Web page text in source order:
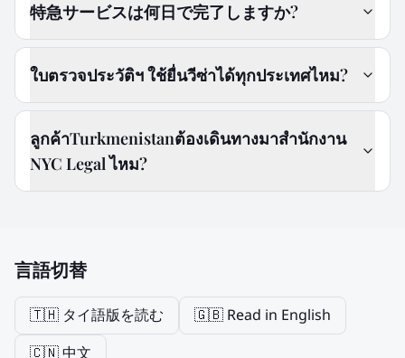
特急サービスは何日で完了しますか?
ใบตรวจประวัติฯ ใช้ยื่นวีซ่าได้ทุกประเทศไหม?
ลูกค้าTurkmenistanต้องเดินทางมาสำนักงาน
NYC Legal ไหม?
言語切替
🇹🇭 タイ語版を読む
🇬🇧 Read in English
🇨🇳 中文